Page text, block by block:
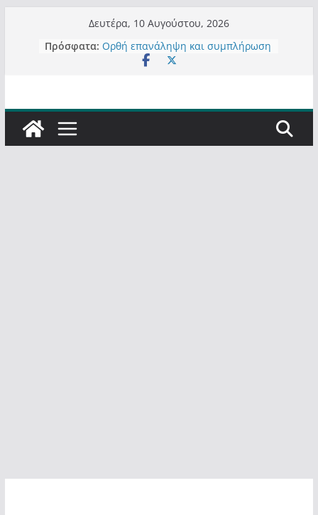
περιεχόμενο
Δευτέρα, 10 Αυγούστου, 2026
Πρόσφατα: Τα μεγάλα έργα – επιτυχίες που
“μεταμορφώνουν” την Καστοριά,
Έρχεται Beer Festival & Walk in the